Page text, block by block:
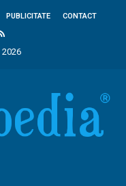
PUBLICITATE CONTACT